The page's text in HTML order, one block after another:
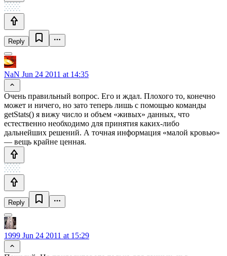
Reply
NaN Jun 24 2011 at 14:35
Очень правильный вопрос. Его и ждал. Плохого то, конечно
может и ничего, но зато теперь лишь с помощью команды
getStats() я вижу число и объем «живых» данных, что
естественно необходимо для принятия каких-либо
дальнейших решений. А точная информация «малой кровью»
— вещь крайне ценная.
Reply
1999 Jun 24 2011 at 15:29